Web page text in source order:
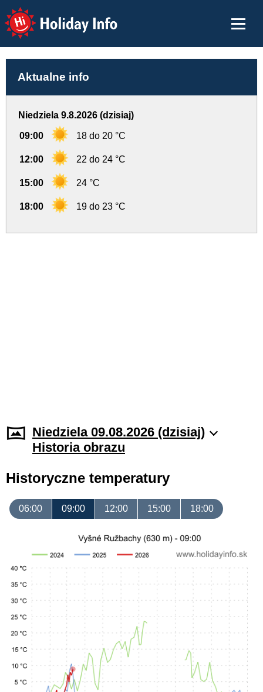
Holiday Info
Aktualne info
Niedziela 9.8.2026 (dzisiaj)
09:00 18 do 20 °C
12:00 22 do 24 °C
15:00 24 °C
18:00 19 do 23 °C
Niedziela 09.08.2026 (dzisiaj)
Historia obrazu
Historyczne temperatury
06:00 09:00 12:00 15:00 18:00